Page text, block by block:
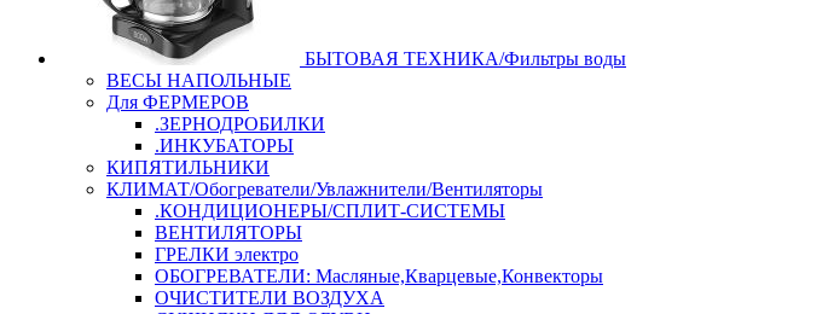
БЫТОВАЯ ТЕХНИКА/Фильтры воды
ВЕСЫ НАПОЛЬНЫЕ
Для ФЕРМЕРОВ
.ЗЕРНОДРОБИЛКИ
.ИНКУБАТОРЫ
КИПЯТИЛЬНИКИ
КЛИМАТ/Обогреватели/Увлажнители/Вентиляторы
.КОНДИЦИОНЕРЫ/СПЛИТ-СИСТЕМЫ
ВЕНТИЛЯТОРЫ
ГРЕЛКИ электро
ОБОГРЕВАТЕЛИ: Масляные,Кварцевые,Конвекторы
ОЧИСТИТЕЛИ ВОЗДУХА